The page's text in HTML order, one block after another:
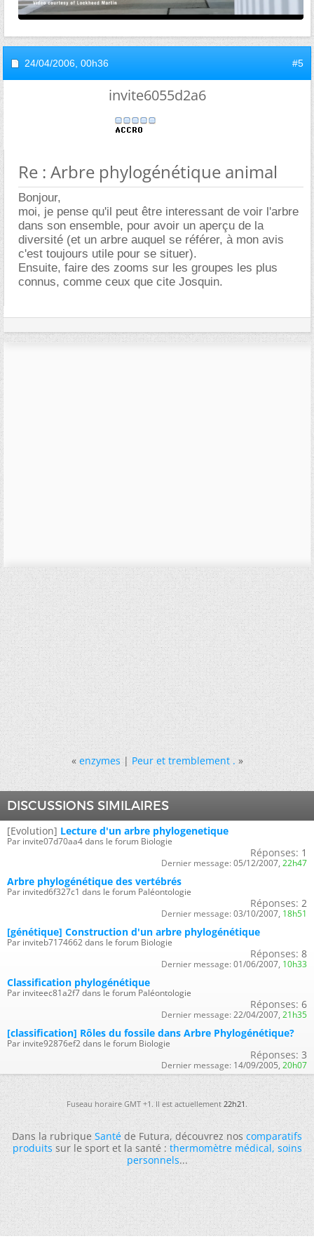
24/04/2006, 00h36 #5
invite6055d2a6
Re : Arbre phylogénétique animal
Bonjour,
moi, je pense qu'il peut être interessant de voir l'arbre
dans son ensemble, pour avoir un aperçu de la
diversité (et un arbre auquel se référer, à mon avis
c'est toujours utile pour se situer).
Ensuite, faire des zooms sur les groupes les plus
connus, comme ceux que cite Josquin.
« enzymes|Peur et tremblement . »
DISCUSSIONS SIMILAIRES
[Evolution] Lecture d'un arbre phylogenetique
Par invite07d70aa4 dans le forum Biologie
Réponses: 1
Dernier message: 05/12/2007, 22h47
Arbre phylogénétique des vertébrés
Par invited6f327c1 dans le forum Paléontologie
Réponses: 2
Dernier message: 03/10/2007, 18h51
[génétique] Construction d'un arbre phylogénétique
Par inviteb7174662 dans le forum Biologie
Réponses: 8
Dernier message: 01/06/2007, 10h33
Classification phylogénétique
Par inviteec81a2f7 dans le forum Paléontologie
Réponses: 6
Dernier message: 22/04/2007, 21h35
[classification] Rôles du fossile dans Arbre Phylogénétique?
Par invite92876ef2 dans le forum Biologie
Réponses: 3
Dernier message: 14/09/2005, 20h07
Fuseau horaire GMT +1. Il est actuellement 22h21.
Dans la rubriqueSantéde Futura, découvrez noscomparatifs
produitssur le sport et la santé :thermomètre médical,soins
personnels...